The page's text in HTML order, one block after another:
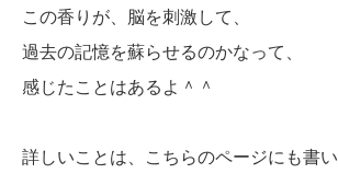
この香りが、脳を刺激して、
過去の記憶を蘇らせるのかなって、
感じたことはあるよ＾＾
詳しいことは、こちらのページにも書